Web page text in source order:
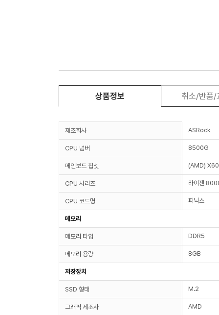
상품정보 취소/반품/
제조회사 ASRock
CPU 넘버 8500G
메인보드 칩셋 (AMD)
CPU 시리즈 라이젠
CPU 코드명 피닉스
메모리
메모리 타입 DDR5
메모리 용량 8GB
저장장치
SSD 형태 M.2
그래픽 제조사 AMD